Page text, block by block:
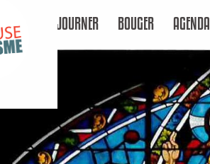
SÉJOURNER BOUGER AGENDA